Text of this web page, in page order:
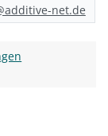
net.de